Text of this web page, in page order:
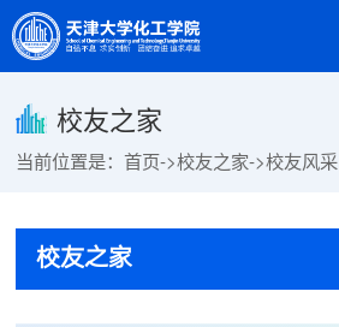
校友之家
当前位置是：首页->校友之家->校友风采
校友之家